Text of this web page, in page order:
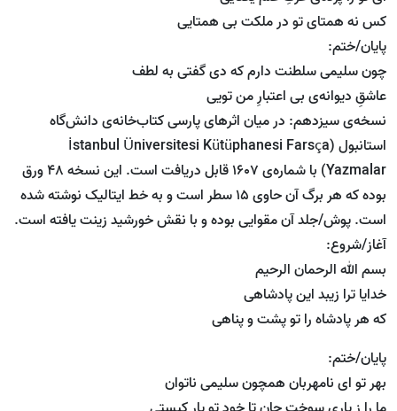
کس نه همتای تو در ملکت بی همتایی
پایان/ختم:
چون سلیمی سلطنت دارم که دی گفتی به لطف
عاشقِ دیوانه‌ی بی اعتبارِ من تویی
نسخه‌ی سیزدهم: در میان اثرهای پارسی کتاب‌خانه‌ی دانش‌گاه
استانبول (İs‌tanbul Üniversitesi Kütüphanesi Farsça
Yazmalar) با شماره‌ی 1607 قابل دریافت است. این نسخه 48 ورق
بوده که هر برگ آن حاوی 15 سطر است و به خط ایتالیک نوشته شده
است. پوش/جلد آن مقوایی بوده و با نقش خورشید زینت یافته است.
آغاز/شروع:
بسم الله الرحمان الرحیم
خدایا ترا زیبد این پادشاهی
که هر پادشاه را تو پشت و پناهی
پایان/ختم:
بهر تو ای نامهربان همچون سلیمی ناتوان